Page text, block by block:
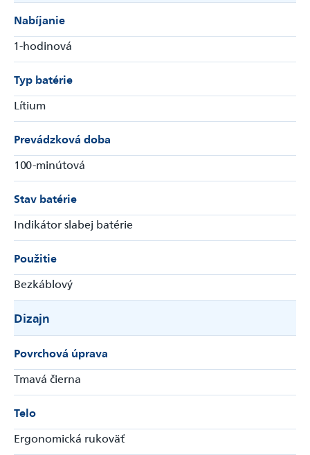
Nabíjanie
1-hodinová
Typ batérie
Lítium
Prevádzková doba
100-minútová
Stav batérie
Indikátor slabej batérie
Použitie
Bezkáblový
Dizajn
Povrchová úprava
Tmavá čierna
Telo
Ergonomická rukoväť